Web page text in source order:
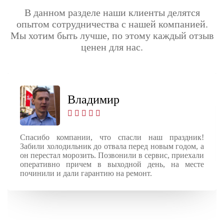
В данном разделе наши клиенты делятся
опытом сотрудничества с нашей компанией.
Мы хотим быть лучше, по этому каждый отзыв
ценен для нас.
Владимир
Спасибо компании, что спасли наш праздник!
Забили холодильник до отвала перед новым годом, а
он перестал морозить. Позвонили в сервис, приехали
оперативно причем в выходной день, на месте
починили и дали гарантию на ремонт.